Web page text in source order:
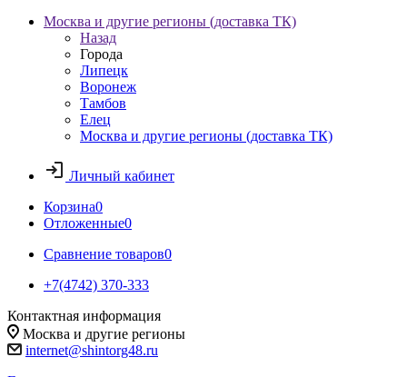
Москва и другие регионы (доставка ТК)
Назад
Города
Липецк
Воронеж
Тамбов
Елец
Москва и другие регионы (доставка ТК)
Личный кабинет
Корзина0
Отложенные0
Сравнение товаров0
+7(4742) 370-333
Контактная информация
Москва и другие регионы
internet@shintorg48.ru